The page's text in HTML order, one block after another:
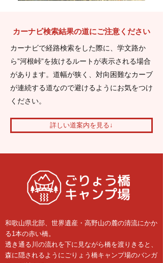
​カーナビ検索結果の道にご注意ください
カーナビで経路検索をした際に、学文路か
ら”河根峠”を抜けるルートが表示される場合
があります。道幅が狭く、対向困難なカーブ
が連続する道なので避けるようにお気をつけ
ください。
詳しい道案内を見る↓
和歌山県北部、世界遺産・高野山の麓の清流にかか
る1本の赤い橋。
透き通る川の流れを下に見ながら橋を渡りきると、
森に隠されるようにごりょう橋キャンプ場のバンガ